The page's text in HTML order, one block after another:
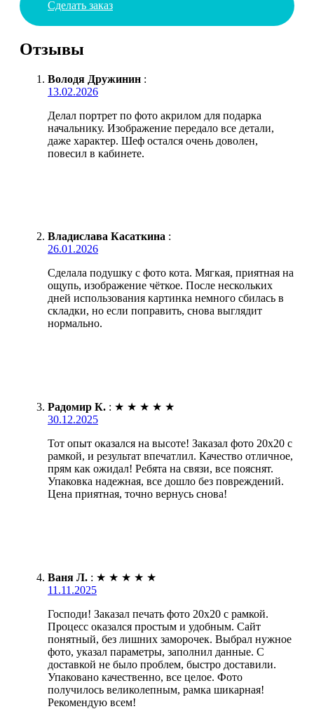
Сделать заказ
Отзывы
Володя Дружинин :
13.02.2026
Делал портрет по фото акрилом для подарка
начальнику. Изображение передало все детали,
даже характер. Шеф остался очень доволен,
повесил в кабинете.
Владислава Касаткина :
26.01.2026
Сделала подушку с фото кота. Мягкая, приятная на
ощупь, изображение чёткое. После нескольких
дней использования картинка немного сбилась в
складки, но если поправить, снова выглядит
нормально.
Радомир К. : ★ ★ ★ ★ ★
30.12.2025
Тот опыт оказался на высоте! Заказал фото 20х20 с
рамкой, и результат впечатлил. Качество отличное,
прям как ожидал! Ребята на связи, все пояснят.
Упаковка надежная, все дошло без повреждений.
Цена приятная, точно вернусь снова!
Ваня Л. : ★ ★ ★ ★ ★
11.11.2025
Господи! Заказал печать фото 20х20 с рамкой.
Процесс оказался простым и удобным. Сайт
понятный, без лишних заморочек. Выбрал нужное
фото, указал параметры, заполнил данные. С
доставкой не было проблем, быстро доставили.
Упаковано качественно, все целое. Фото
получилось великолепным, рамка шикарная!
Рекомендую всем!